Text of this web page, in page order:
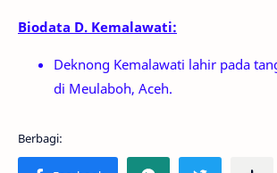
Biodata D. Kemalawati:
Deknong Kemalawati lahir pada
di Meulaboh, Aceh.